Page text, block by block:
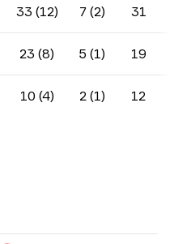
33 (12) 7 (2) 31
23 (8) 5 (1) 19
10 (4) 2 (1) 12